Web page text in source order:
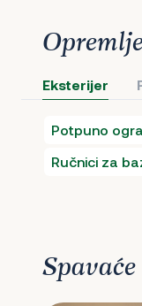
Eksterijer
Potpuno
Ručnici za